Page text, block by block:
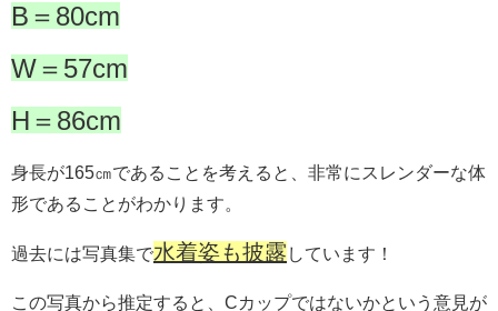
B＝80cm
W＝57cm
H＝86cm
身長が165㎝であることを考えると、非常にスレンダーな体
形であることがわかります。
過去には写真集で水着姿も披露 しています！
この写真から推定すると、Cカップではないかという意見が